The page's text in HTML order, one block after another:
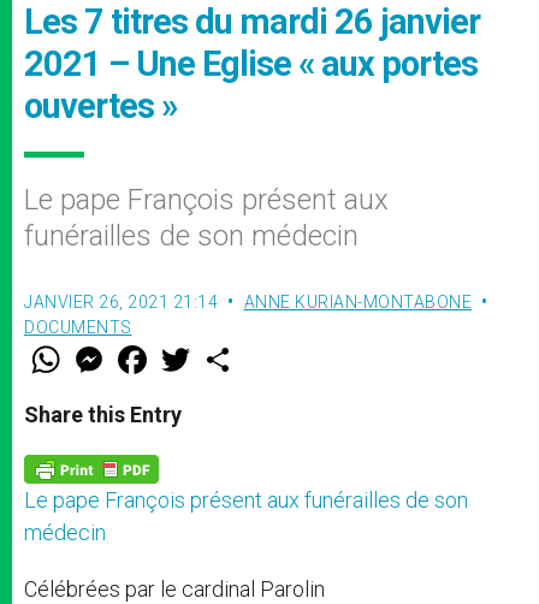
Les 7 titres du mardi 26 janvier
2021 – Une Eglise « aux portes
ouvertes »
Le pape François présent aux
funérailles de son médecin
JANVIER 26, 2021 21:14
ANNE KURIAN-MONTABONE
DOCUMENTS
W
t
s
p
p
M
e
s
e
g
e
r
F
a
e
b
o
k
w
Share this Entry
Le pape François présent aux funérailles de son
médecin
Célébrées par le cardinal Parolin